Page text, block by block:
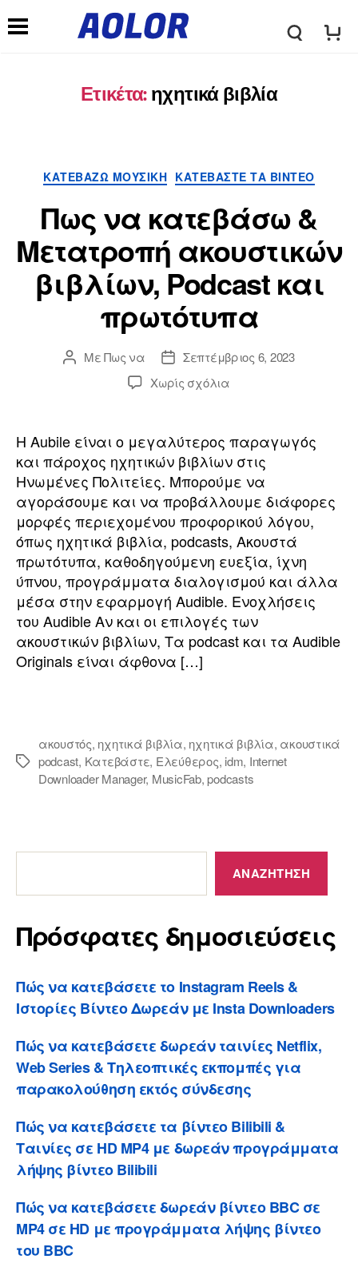
λ
ό
τ
υ
π
ο
a
o
o
r
Ετικέτα: ηχητικά βιβλία
Κατηγορίες
ΚΑΤΕΒΆΖΩ ΜΟΥΣΙΚΉ ΚΑΤΕΒΆΣΤΕ ΤΑ ΒΊΝΤΕΟ
Πως να κατεβάσω &
Μετατροπή ακουστικών
βιβλίων, Podcast και
πρωτότυπα
Συντάκτης
ανάρτησης
ΜεΠως να
Ημερομηνία
ανάρτησης
Σεπτέμβριος 6, 2023
Χωρίς σχόλιαεπί
&
Μετατροπή
ακουστικών
βιβλίων,
Podcast
και
πρωτότυπα
Η Aubile είναι ο μεγαλύτερος παραγωγός
και πάροχος ηχητικών βιβλίων στις
Ηνωμένες Πολιτείες. Μπορούμε να
αγοράσουμε και να προβάλλουμε διάφορες
μορφές περιεχομένου προφορικού λόγου,
όπως ηχητικά βιβλία, podcasts, Ακουστά
πρωτότυπα, καθοδηγούμενη ευεξία, ίχνη
ύπνου, προγράμματα διαλογισμού και άλλα
μέσα στην εφαρμογή Audible. Ενοχλήσεις
του Audible Αν και οι επιλογές των
ακουστικών βιβλίων, Τα podcast και τα Audible
Originals είναι άφθονα […]
Ετικέτες
ακουστός, ηχητικά βιβλία, ηχητικά βιβλία, ακουστικά
podcast, Κατεβάστε, Ελεύθερος, idm, Internet
Downloader Manager, MusicFab,podcasts
Πρόσφατες
ΑΝΑΖΉΤΗΣΗ
Πρόσφατες δημοσιεύσεις
Πώς να κατεβάσετε το Instagram Reels &
Ιστορίες Βίντεο Δωρεάν με Insta Downloaders
Πώς να κατεβάσετε δωρεάν ταινίες Netflix,
Web Series & Τηλεοπτικές εκπομπές για
παρακολούθηση εκτός σύνδεσης
Πώς να κατεβάσετε τα βίντεο Bilibili &
Ταινίες σε HD MP4 με δωρεάν προγράμματα
λήψης βίντεο Bilibili
Πώς να κατεβάσετε δωρεάν βίντεο BBC σε
MP4 σε HD με προγράμματα λήψης βίντεο
του BBC